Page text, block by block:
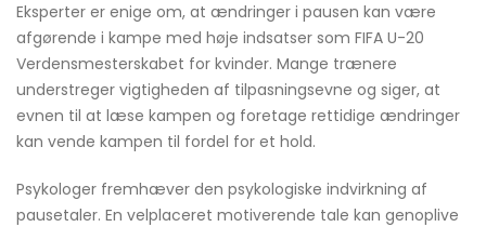
Eksperter er enige om, at ændringer i pausen kan være
afgørende i kampe med høje indsatser som FIFA U-20
Verdensmesterskabet for kvinder. Mange trænere
understreger vigtigheden af tilpasningsevne og siger, at
evnen til at læse kampen og foretage rettidige ændringer
kan vende kampen til fordel for et hold.
Psykologer fremhæver den psykologiske indvirkning af
pausetaler. En velplaceret motiverende tale kan genoplive